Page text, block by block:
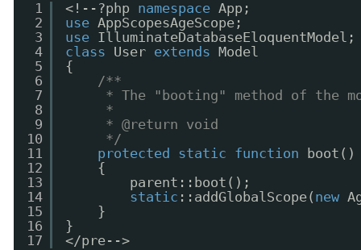
1
2
3
4
5
6
7
8
9
10
11
12
13
14
15
16
17
<!--?php namespace App;
use AppScopesAgeScope;
use IlluminateDatabaseEloquentModel;
class
User extends
Model
{
/**
* The "booting" method of the
*
* @return void
*/
protected
static function
boot()
{
parent::boot();
static ::addGlobalScope( new
}
}
</pre-->